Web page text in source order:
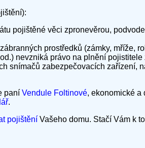
pojištěné věci zpronevěrou,
prostředků (zámky, mříže,
nevzniká právo na plnění
snímačů zabezpečovacích zařízení,
paní Vendule Foltinové, ekonomické a
.
pojištění Vašeho domu. Stačí Vám k